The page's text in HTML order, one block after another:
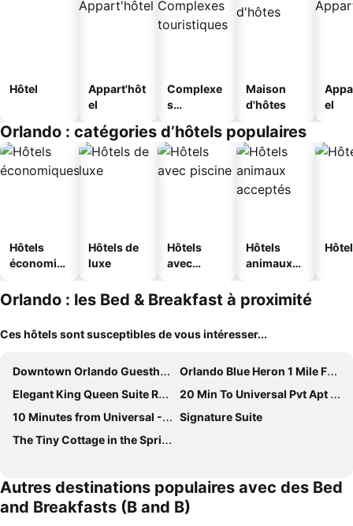
Hôtel
Appart'hôt
el
Complexe
s
s
Maison
d'hôtes
el
Orlando : catégories d’hôtels populaires
Hôtels
économiq
Hôtels de
luxe
Hôtels
avec
Hôtels
animaux
Orlando : les Bed & Breakfast à proximité
Ces hôtels sont susceptibles de vous intéresser...
Downtown Orlando Guesthouse Room
Orlando Blue Heron 1 Mile From Disney 2nd floor
Elegant King Queen Suite Rooms -private Bath-5 Star Resort-pool-spa-club-disney-water Park-wifi-smar
20 Min To Universal Pvt Apt With Full Size Kitchen
10 Minutes from Universal - Relaxing Guest Suite
Signature Suite
The Tiny Cottage in the Springs/ Central FL
Autres destinations populaires avec des Bed
and Breakfasts (B and B)